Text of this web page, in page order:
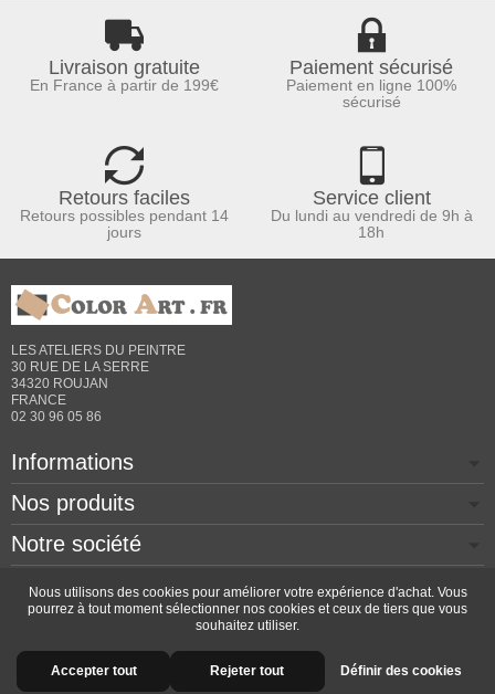
Livraison gratuite
En France à partir de 199€
Paiement sécurisé
Paiement en ligne 100%
sécurisé
Retours faciles
Retours possibles pendant 14
jours
Service client
Du lundi au vendredi de 9h à
18h
LES ATELIERS DU PEINTRE
30 RUE DE LA SERRE
34320 ROUJAN
FRANCE
02 30 96 05 86
Informations
Nos produits
Notre société
Contactez-nous
Copyright © 2026 - Design by Prestacrea
- Ecommerce
software byPrestaShop™
Nous utilisons des cookies pour améliorer votre expérience d'achat. Vous
pourrez à tout moment sélectionner nos cookies et ceux de tiers que vous
souhaitez utiliser.
Accepter tout Rejeter tout Définir des cookies